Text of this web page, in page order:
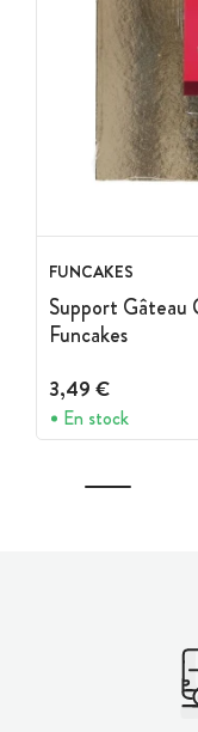
FUNCAKES
Support
Funcakes
3,49 €
En stock